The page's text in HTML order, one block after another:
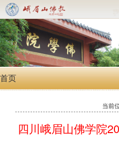
首页
当前
四川峨眉山佛学院